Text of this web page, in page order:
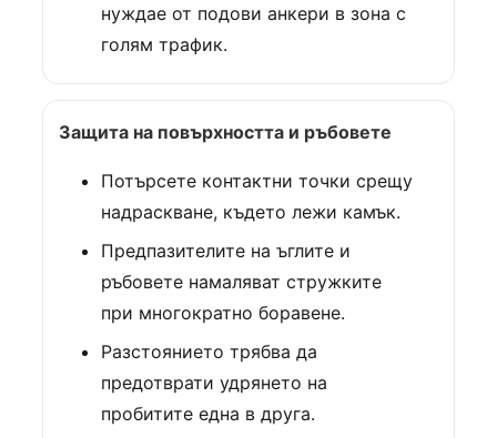
нуждае от подови анкери в зона с
голям трафик.
Защита на повърхността и ръбовете
Потърсете контактни точки срещу
надраскване, където лежи камък.
Предпазителите на ъглите и
ръбовете намаляват стружките
при многократно боравене.
Разстоянието трябва да
предотврати удрянето на
пробитите една в друга.